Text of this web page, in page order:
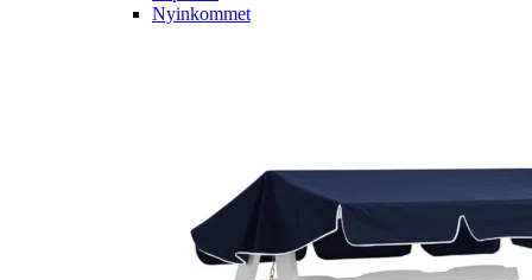
Nyinkommet